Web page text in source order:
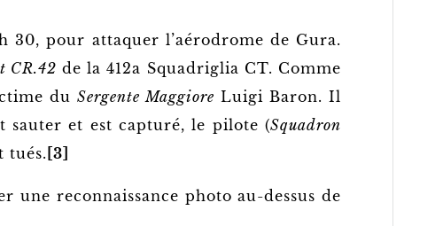
30, pour attaquer l’aérodrome de Gura.
CR.42 de la 412a Squadriglia CT. Comme
du Sergente Maggiore Luigi Baron. Il
sauter et est capturé, le pilote (Squadron
tués. [3]
une reconnaissance photo au-dessus de